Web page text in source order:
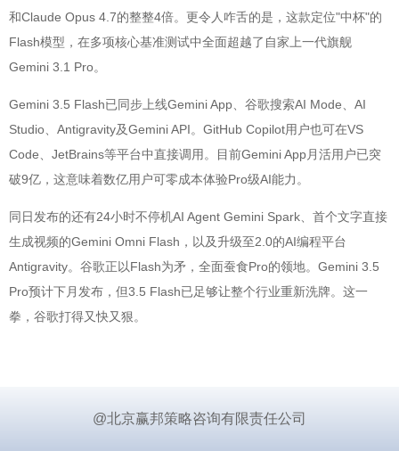
和Claude Opus 4.7的整整4倍。更令人咋舌的是，这款定位"中杯"的
Flash模型，在多项核心基准测试中全面超越了自家上一代旗舰
Gemini 3.1 Pro。
Gemini 3.5 Flash已同步上线Gemini App、谷歌搜索AI Mode、AI
Studio、Antigravity及Gemini API。GitHub Copilot用户也可在VS
Code、JetBrains等平台中直接调用。目前Gemini App月活用户已突
破9亿，这意味着数亿用户可零成本体验Pro级AI能力。
同日发布的还有24小时不停机AI Agent Gemini Spark、首个文字直接
生成视频的Gemini Omni Flash，以及升级至2.0的AI编程平台
Antigravity。谷歌正以Flash为矛，全面蚕食Pro的领地。Gemini 3.5
Pro预计下月发布，但3.5 Flash已足够让整个行业重新洗牌。这一
拳，谷歌打得又快又狠。
@北京赢邦策略咨询有限责任公司